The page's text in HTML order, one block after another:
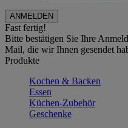
Fast fertig!
Bitte bestätigen Sie Ihre
Mail, die wir Ihnen gesendet
Produkte
Kochen & Backen
Essen
Küchen-Zubehör
Geschenke